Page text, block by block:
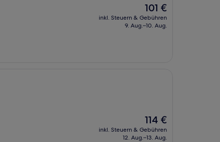
Der
Preis
beträgt
101 €
inkl. Steuern & Gebühren
9. Aug.–10. Aug.
Der
Preis
beträgt
114 €
inkl. Steuern & Gebühren
12. Aug.–13. Aug.